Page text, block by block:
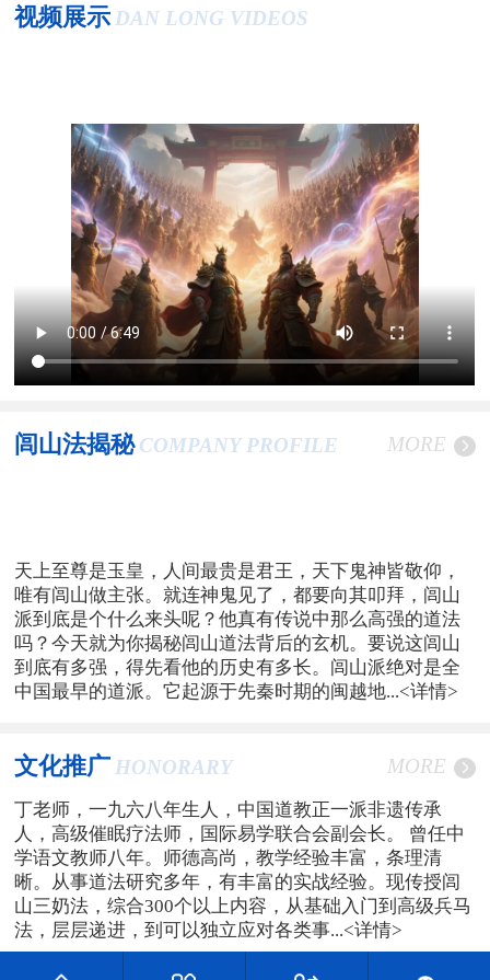
视频展示 DAN LONG VIDEOS
闾山法揭秘 COMPANY PROFILE MORE
天上至尊是玉皇，人间最贵是君王，天下鬼神皆敬仰，
唯有闾山做主张。就连神鬼见了，都要向其叩拜，闾山
派到底是个什么来头呢？他真有传说中那么高强的道法
吗？今天就为你揭秘闾山道法背后的玄机。要说这闾山
到底有多强，得先看他的历史有多长。闾山派绝对是全
中国最早的道派。它起源于先秦时期的闽越地...<详情>
文化推广 HONORARY MORE
丁老师，一九六八年生人，中国道教正一派非遗传承
人，高级催眠疗法师，国际易学联合会副会长。 曾任中
学语文教师八年。师德高尚，教学经验丰富，条理清
晰。从事道法研究多年，有丰富的实战经验。现传授闾
山三奶法，综合300个以上内容，从基础入门到高级兵马
法，层层递进，到可以独立应对各类事...<详情>